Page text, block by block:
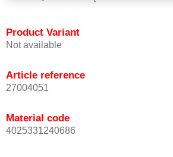
Product Variant
Not available
Article reference
27004051
Material code
4025331240686